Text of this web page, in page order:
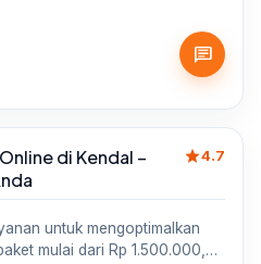
chat
di Kendal –
star4.7
untuk mengoptimalkan
mulai dari Rp 1.500.000,…